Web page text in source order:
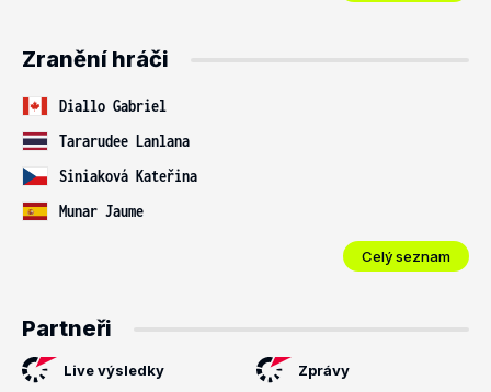
Zranění hráči
Diallo Gabriel
Tararudee Lanlana
Siniaková Kateřina
Munar Jaume
Celý seznam
Partneři
Live výsledky Zprávy